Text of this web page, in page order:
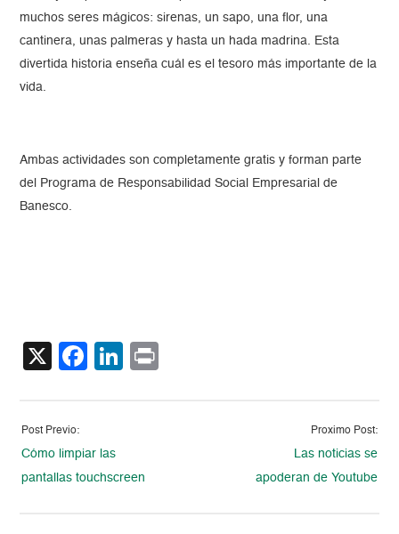
muchos seres mágicos: sirenas, un sapo, una flor, una
cantinera, unas palmeras y hasta un hada madrina. Esta
divertida historia enseña cuál es el tesoro más importante de la
vida.
Ambas actividades son completamente gratis y forman parte
del Programa de Responsabilidad Social Empresarial de
Banesco.
X Facebook
LinkedIn
Post Previo:
Cómo limpiar las
pantallas touchscreen
Proximo Post:
Las noticias se
apoderan de Youtube